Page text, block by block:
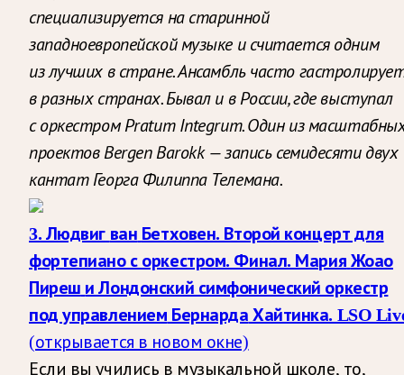
специализируется на старинной
западноевропейской музыке и считается одним
из лучших в стране. Ансамбль часто
в разных странах. Бывал и в России, где выступал
с оркестромPratum Integrum. Один из
проектовBergenBarokk — запись семидесяти двух
кантат Георга Филиппа Телемана.
3. Людвиг ван Бетховен. Второй концерт для
фортепиано с оркестром. Финал. Мария Жоао
Пиреш и Лондонский симфонический оркестр
под управлением Бернарда Хайтинка. LSO
(открывается в новом окне)
Если вы учились в музыкальной школе, то,